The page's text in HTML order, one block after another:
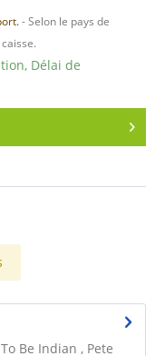
- Selon le pays de
Délai de
Be Indian , Pete